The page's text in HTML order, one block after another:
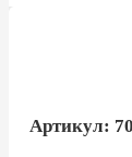
Артикул: